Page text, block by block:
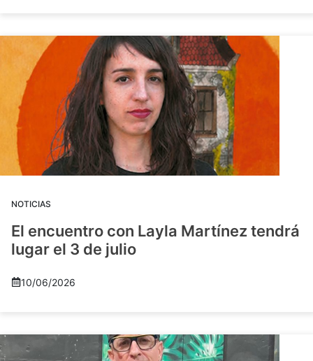
NOTICIAS
El encuentro con Layla Martínez tendrá
lugar el 3 de julio
10/06/2026